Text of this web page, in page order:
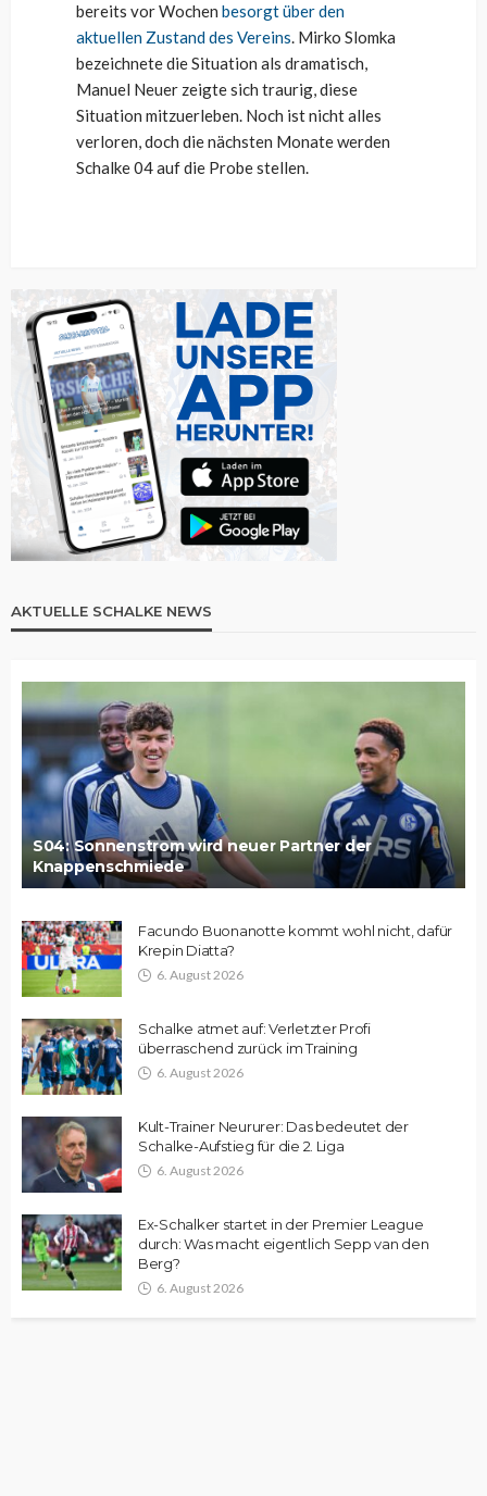
bereits vor Wochen besorgt über den
aktuellen Zustand des Vereins. Mirko Slomka
bezeichnete die Situation als dramatisch,
Manuel Neuer zeigte sich traurig, diese
Situation mitzuerleben. Noch ist nicht alles
verloren, doch die nächsten Monate werden
Schalke 04 auf die Probe stellen.
AKTUELLE SCHALKE NEWS
S04: Sonnenstrom wird neuer Partner der
Knappenschmiede
Facundo Buonanotte kommt wohl nicht, dafür
Krepin Diatta?
6. August 2026
Schalke atmet auf: Verletzter Profi
überraschend zurück im Training
6. August 2026
Kult-Trainer Neururer: Das bedeutet der
Schalke-Aufstieg für die 2. Liga
6. August 2026
Ex-Schalker startet in der Premier League
durch: Was macht eigentlich Sepp van den
Berg?
6. August 2026